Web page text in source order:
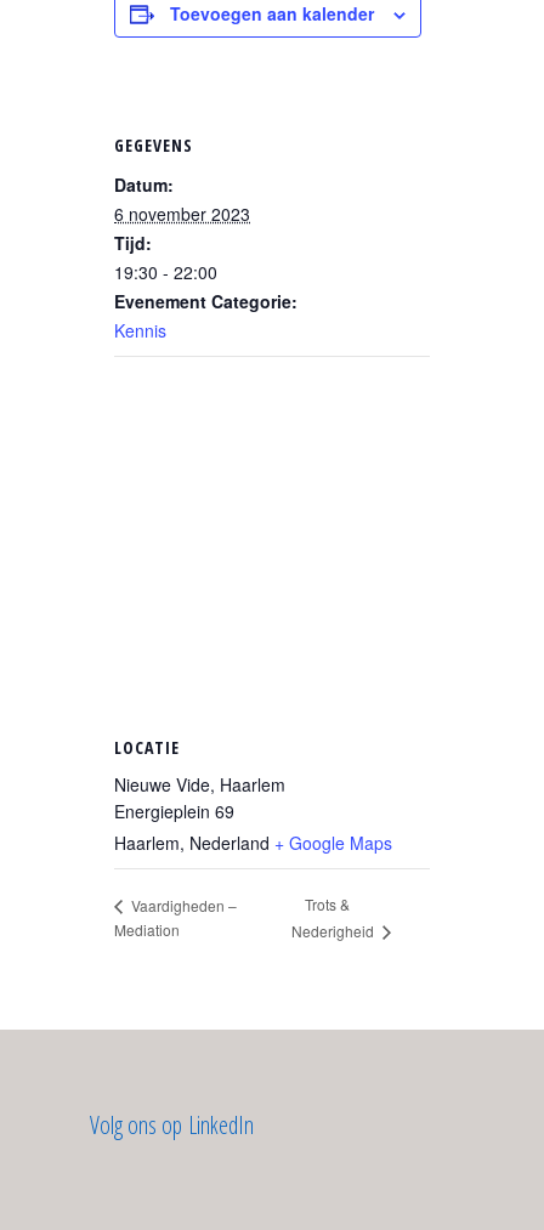
Toevoegen aan kalender
GEGEVENS
Datum:
6 november 2023
Tijd:
19:30 - 22:00
Evenement Categorie:
Kennis
LOCATIE
Nieuwe Vide, Haarlem
Energieplein 69
Haarlem, Nederland + Google Maps
Vaardigheden –
Mediation
Trots &
Nederigheid
Volg ons op LinkedIn